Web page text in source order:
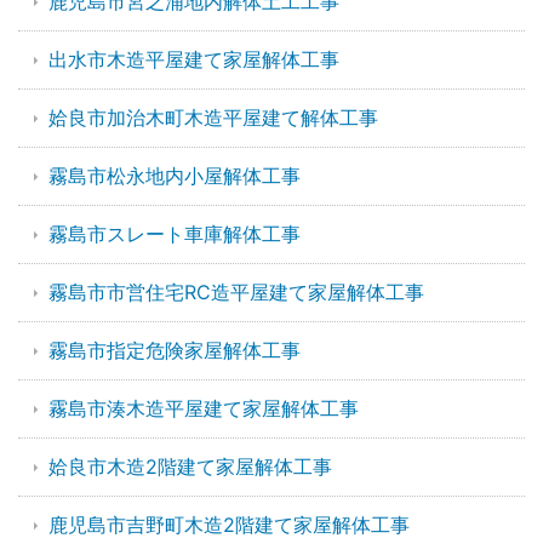
出水市木造平屋建て家屋解体工事
姶良市加治木町木造平屋建て解体工事
霧島市松永地内小屋解体工事
霧島市スレート車庫解体工事
霧島市市営住宅RC造平屋建て家屋解体工事
霧島市指定危険家屋解体工事
霧島市湊木造平屋建て家屋解体工事
姶良市木造2階建て家屋解体工事
鹿児島市吉野町木造2階建て家屋解体工事